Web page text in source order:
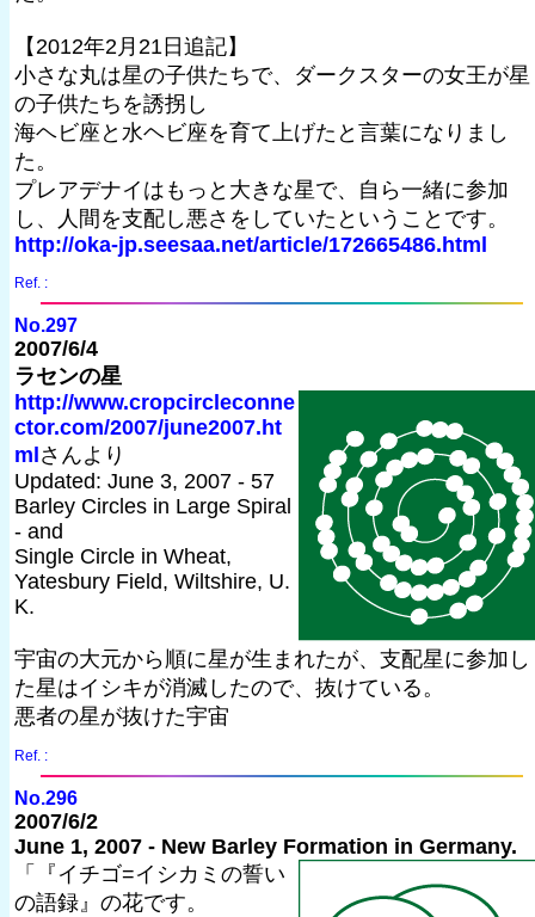
【2012年2月21日追記】
小さな丸は星の子供たちで、ダークスターの女王が星
の子供たちを誘拐し
海ヘビ座と水ヘビ座を育て上げたと言葉になりまし
た。
プレアデナイはもっと大きな星で、自ら一緒に参加
し、人間を支配し悪さをしていたということです。
http://oka-jp.seesaa.net/article/172665486.html
Ref. :
No.297
2007/6/4
ラセンの星
http://www.cropcircleconne
ctor.com/2007/june2007.ht
ml さんより
Updated: June 3, 2007 - 57
Barley Circles in Large Spiral
- and
Single Circle in Wheat,
Yatesbury Field, Wiltshire, U.
K.
宇宙の大元から順に星が生まれたが、支配星に参加し
た星はイシキが消滅したので、抜けている。
悪者の星が抜けた宇宙
Ref. :
No.296
2007/6/2
June 1, 2007 - New Barley Formation in Germany.
「『イチゴ=イシカミの誓い
の語録』の花です。